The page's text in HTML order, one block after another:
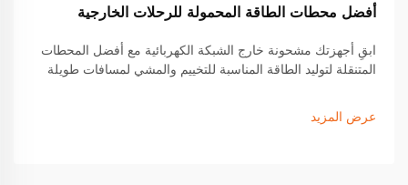
أفضل محطات الطاقة المحمولة للرحلات الخارجية
ابقِ أجهزتك مشحونة خارج الشبكة الكهربائية مع أفضل المحطات
المتنقلة لتوليد الطاقة المناسبة للتخييم والمشي لمسافات طويلة
والطرازات ذات العمر الطويل التي يثق بها محبو الأنشطة الخارجية.
ابحث عن الموديل المثالي لك اليوم.
عرض المزيد